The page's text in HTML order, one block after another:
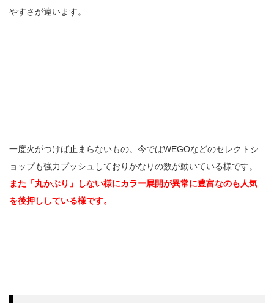
やすさが違います。
一度火がつけば止まらないもの。今ではWEGOなどのセレクトシ
ョップも強力プッシュしておりかなりの数が動いている様です。
また「丸かぶり」しない様にカラー展開が異常に豊富なのも人気
を後押ししている様です。